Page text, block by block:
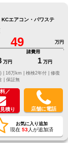
KCエアコン・パワステ
49
万円
万円
諸費用
1 万円
修復
| 保証無
／
積り 店舗に電話
お気に入り追加
現在 53人が追加済